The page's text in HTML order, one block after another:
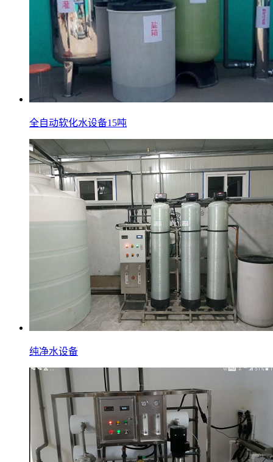
全自动软化水设备15吨
纯净水设备